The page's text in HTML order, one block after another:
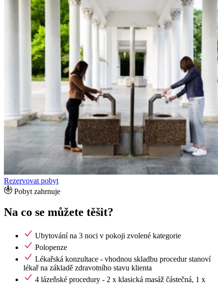
Rezervovat pobyt
Pobyt zahrnuje
Na co se můžete těšit?
Ubytování na 3 noci v pokoji zvolené kategorie
Polopenze
Lékařská konzultace - vhodnou skladbu procedur stanoví
lékař na základě zdravotního stavu klienta
4 lázeňské procedury - 2 x klasická masáž částečná, 1 x